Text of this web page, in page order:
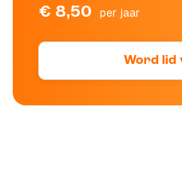
€ 8,50 per jaar
Word lid